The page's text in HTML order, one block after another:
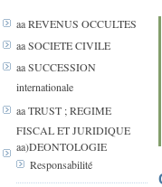
aa REVENUS OCCULTES
aa SOCIETE CIVILE
aa SUCCESSION
internationale
aa TRUST ; REGIME
FISCAL ET JURIDIQUE
aa)DEONTOLOGIE
Responsabilité